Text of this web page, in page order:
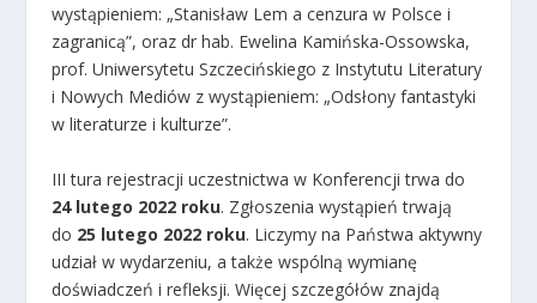
wystąpieniem: „Stanisław Lem a cenzura w Polsce i
zagranicą”, oraz dr hab. Ewelina Kamińska-Ossowska,
prof. Uniwersytetu Szczecińskiego z Instytutu Literatury
i Nowych Mediów z wystąpieniem: „Odsłony fantastyki
w literaturze i kulturze”.
III tura rejestracji uczestnictwa w Konferencji trwa do
24 lutego 2022 roku. Zgłoszenia wystąpień trwają
do 25 lutego 2022 roku. Liczymy na Państwa aktywny
udział w wydarzeniu, a także wspólną wymianę
doświadczeń i refleksji. Więcej szczegółów znajdą